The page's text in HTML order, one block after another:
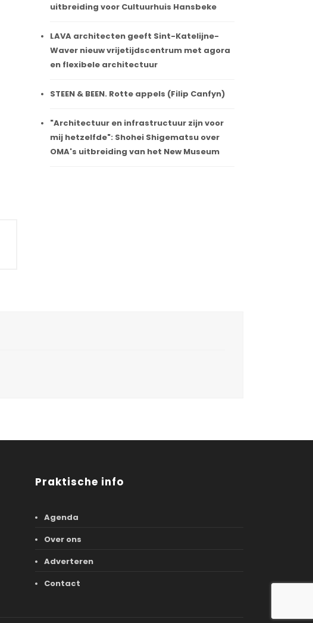
uitbreiding voor Cultuurhuis Hansbeke
LAVA architecten geeft Sint-Katelijne-
Waver nieuw vrijetijdscentrum met agora
en flexibele architectuur
STEEN & BEEN. Rotte appels (Filip Canfyn)
"Architectuur en infrastructuur zijn voor
mij hetzelfde": Shohei Shigematsu over
OMA's uitbreiding van het New Museum
Praktische info
Agenda
Over ons
Adverteren
Contact